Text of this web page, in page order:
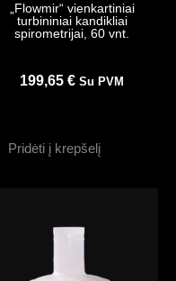
„Flowmir“ vienkartiniai
turbininiai kandikliai
spirometrijai, 60 vnt.
199,65€ Su PVM
Pridėti į krepšelį